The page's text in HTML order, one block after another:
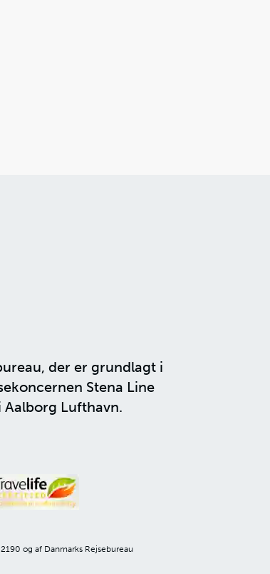
der er grundlagt i
Stena Line
Lufthavn.
og af Danmarks Rejsebureau